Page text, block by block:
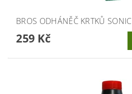
BROS ODHÁNĚČ KRTKŮ SONIC
259 Kč